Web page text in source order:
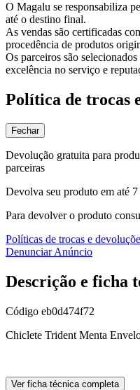
O Magalu se responsabiliza
até o destino final.
As vendas são certificadas
procedência de produtos
Os parceiros são
excelência no serviço e
Política de trocas
Fechar
Devolução gratuita para
parceiras
Devolva seu produto em até
Para devolver o produto
Políticas de trocas e
Denunciar Anúncio
Descrição e ficha
Código eb0d474f72
Chiclete Trident Menta
Ver ficha técnica completa